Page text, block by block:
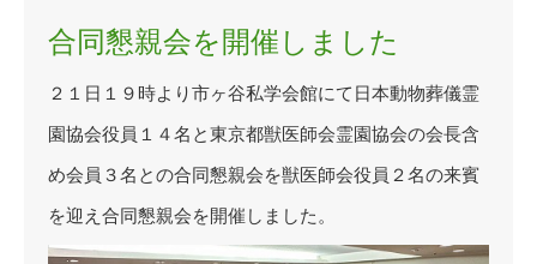
合同懇親会を開催しました
２１日１９時より市ヶ谷私学会館にて日本動物葬儀霊
園協会役員１４名と東京都獣医師会霊園協会の会長含
め会員３名との合同懇親会を獣医師会役員２名の来賓
を迎え合同懇親会を開催しました。